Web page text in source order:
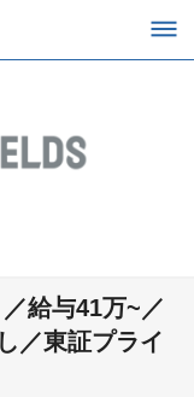
給与41万~／
／東証プライ